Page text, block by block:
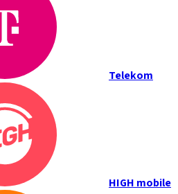
Telekom
HIGH mobile